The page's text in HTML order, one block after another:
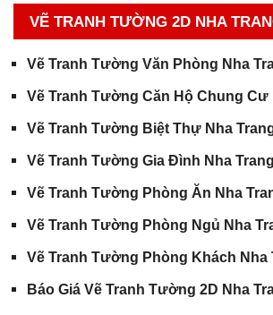
VẼ TRANH TƯỜNG 2D NHA
Vẽ Tranh Tường Văn Phòng Nha
Vẽ Tranh Tường Căn Hộ Chung Cư
Vẽ Tranh Tường Biệt Thự Nha
Vẽ Tranh Tường Gia Đình Nha Trang
Vẽ Tranh Tường Phòng Ăn Nha
Vẽ Tranh Tường Phòng Ngủ Nha
Vẽ Tranh Tường Phòng Khách Nha
Báo Giá Vẽ Tranh Tường 2D Nha